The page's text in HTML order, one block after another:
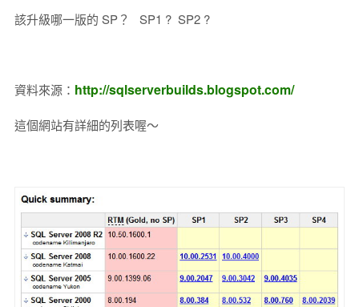
該升級哪一版的 SP？ SP1 ? SP2 ?
資料來源： http://sqlserverbuilds.blogspot.com/
這個網站有詳細的列表喔～